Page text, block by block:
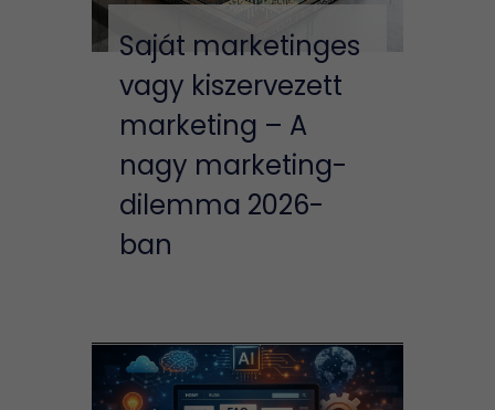
Saját marketinges
vagy kiszervezett
marketing – A
nagy marketing-
dilemma 2026-
ban